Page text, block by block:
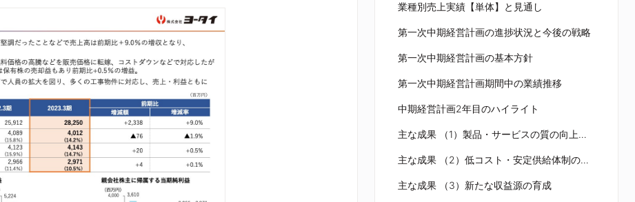
業種別売上実績【単体】と見通し
第一次中期経営計画の進捗状況と今後の戦略
第一次中期経営計画の基本方針
第一次中期経営計画期間中の業績推移
中期経営計画2年目のハイライト
主な成果 （1）製品・サービスの質の向上による売上拡大
主な成果 （2）低コスト・安定供給体制の強化
主な成果 （3）新たな収益源の育成